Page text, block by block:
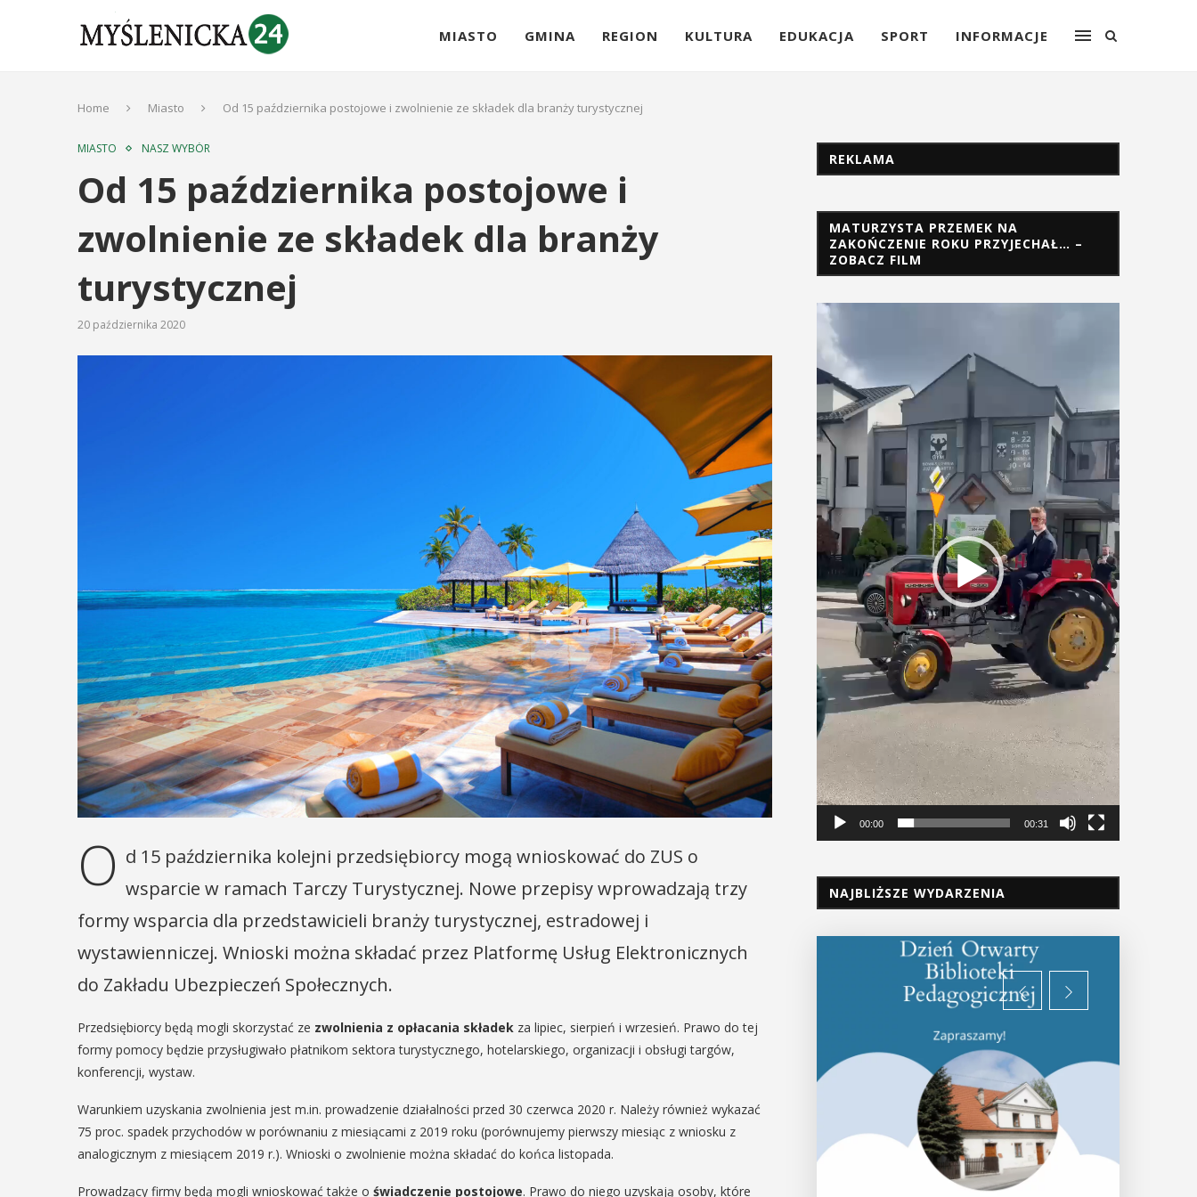
MIASTO GMINA REGION KULTURA EDUKACJA SPORT INFORMACJE
Home Miasto Od 15 października postojowe i zwolnienie ze składek dla branży turystycznej
MIASTO NASZ WYBÓR
Od 15 października postojowe i
zwolnienie ze składek dla branży
turystycznej
20 października 2020
O d 15 października kolejni przedsiębiorcy mogą wnioskować do ZUS o
wsparcie w ramach Tarczy Turystycznej. Nowe przepisy wprowadzają trzy
formy wsparcia dla przedstawicieli branży turystycznej, estradowej i
wystawienniczej. Wnioski można składać przez Platformę Usług Elektronicznych
do Zakładu Ubezpieczeń Społecznych.
Przedsiębiorcy będą mogli skorzystać ze zwolnienia z opłacania składek za lipiec, sierpień i wrzesień. Prawo do tej
formy pomocy będzie przysługiwało płatnikom sektora turystycznego, hotelarskiego, organizacji i obsługi targów,
konferencji, wystaw.
Warunkiem uzyskania zwolnienia jest m.in. prowadzenie działalności przed 30 czerwca 2020 r. Należy również wykazać
75 proc. spadek przychodów w porównaniu z miesiącami z 2019 roku (porównujemy pierwszy miesiąc z wniosku z
analogicznym z miesiącem 2019 r.). Wnioski o zwolnienie można składać do końca listopada.
Prowadzący firmy będą mogli wnioskować także o świadczenie postojowe. Prawo do niego uzyskają osoby, które
REKLAMA
MATURZYSTA PRZEMEK NA
ZAKOŃCZENIE ROKU PRZYJECHAŁ… –
ZOBACZ FILM
Odtwarzacz
video
00:00 00:31
NAJBLIŻSZE WYDARZENIA